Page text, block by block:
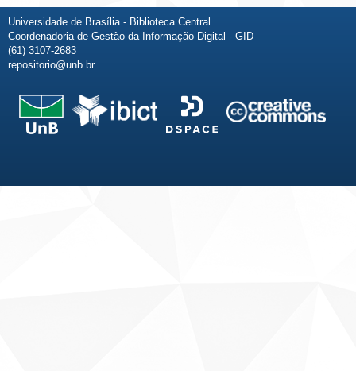
Universidade de Brasília - Biblioteca Central
Coordenadoria de Gestão da Informação Digital - GID
(61) 3107-2683
repositorio@unb.br